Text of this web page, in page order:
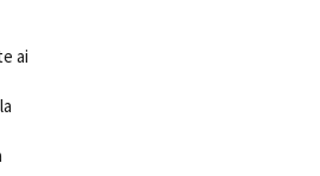
ai